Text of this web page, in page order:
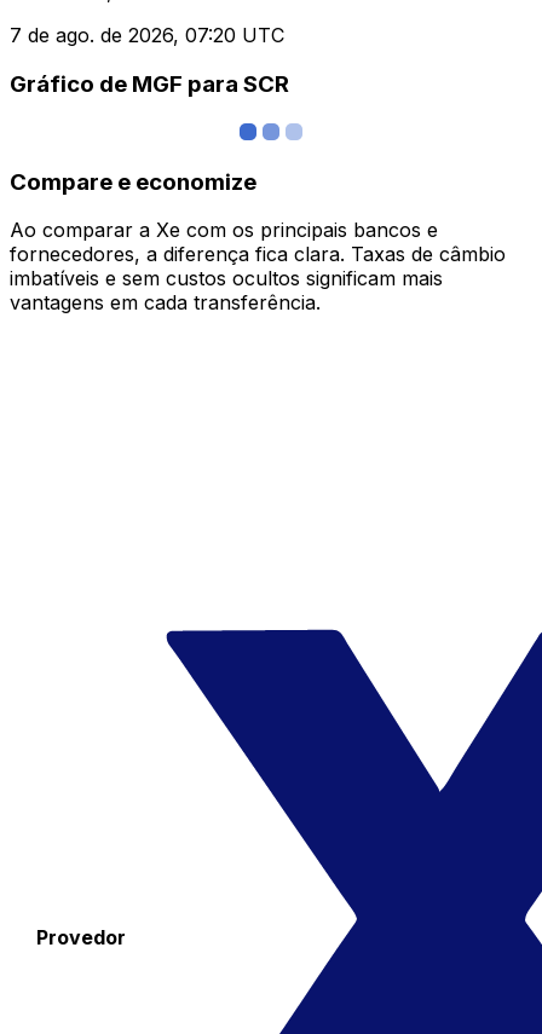
7 de ago. de 2026, 07:20 UTC
Gráfico de MGF para SCR
Compare e economize
Ao comparar a Xe com os principais bancos e
fornecedores, a diferença fica clara. Taxas de câmbio
imbatíveis e sem custos ocultos significam mais
vantagens em cada transferência.
Provedor